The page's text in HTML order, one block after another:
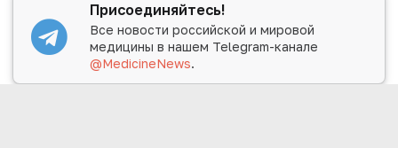
Присоединяйтесь!
Все новости российской и мировой
медицины в нашем Telegram-канале
@MedicineNews.